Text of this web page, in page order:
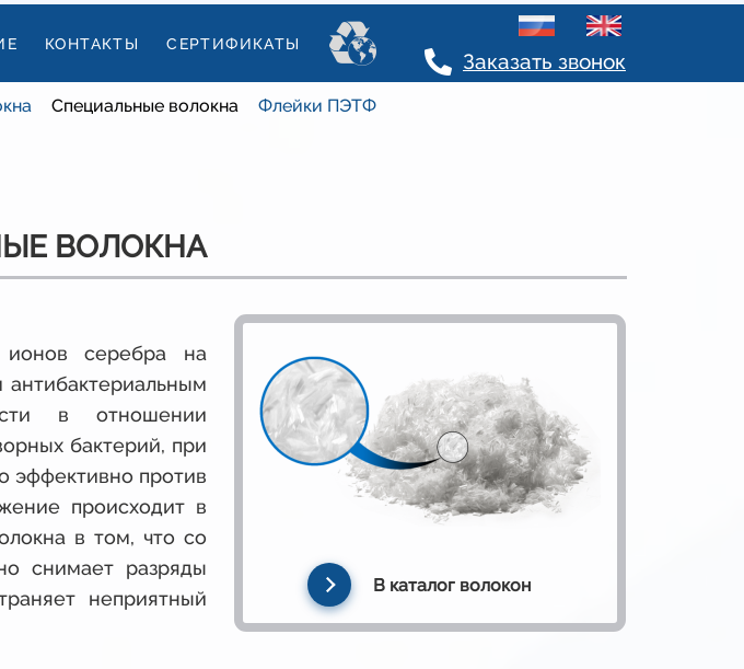
КОНТАКТЫ СЕРТИФИКАТЫ
Заказать звонок
Специальные волокна Флейки ПЭТФ
ВОЛОКНА
ионов серебра на
в отношении
бактерий, при
эффективно против
происходит в
в том, что со
снимает разряды
неприятный
В каталог волокон